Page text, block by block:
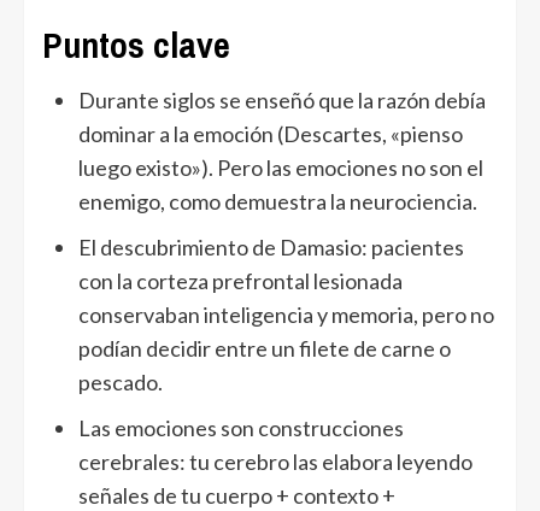
Puntos clave
Durante siglos se enseñó que la razón debía
dominar a la emoción (Descartes, «pienso
luego existo»). Pero las emociones no son el
enemigo, como demuestra la neurociencia.
El descubrimiento de Damasio: pacientes
con la corteza prefrontal lesionada
conservaban inteligencia y memoria, pero no
podían decidir entre un filete de carne o
pescado.
Las emociones son construcciones
cerebrales: tu cerebro las elabora leyendo
señales de tu cuerpo + contexto +